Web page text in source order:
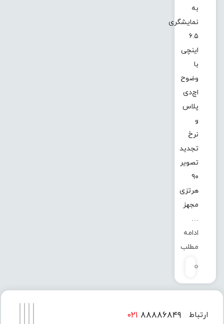
به
نمایشگری
۶.۵
اینچی
با
وضوح
اچ‌دی
پلاس
و
نرخ
تجدید
تصویر
۹۰
هرتزی
مجهز
…
ادامه
مطلب
0
ارتباط ۰۲۱ ۸۸۸۸۶۸۴۹